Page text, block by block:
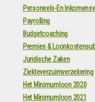
Personeels-En
Payrolling
Budgetcoaching
Premies &
Juridische Zaken
Ziekteverzuimverzekering
Het Minimumloon 2020
Het Minimumloon 2021